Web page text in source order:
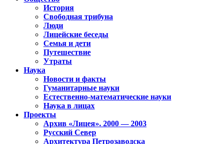
История
Свободная трибуна
Люди
Лицейские беседы
Семья и дети
Путешествие
Утраты
Наука
Новости и факты
Гуманитарные науки
Естественно-математические науки
Наука в лицах
Проекты
Архив «Лицея». 2000 — 2003
Русский Север
Архитектура Петрозаводска